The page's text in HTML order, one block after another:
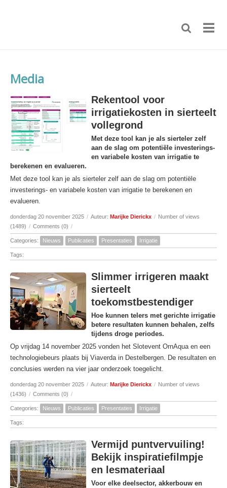
Media
Rekentool voor
irrigatiekosten in sierteelt
vollegrond
Met deze tool kan je als sierteler zelf
aan de slag om potentiële investerings-
en variabele kosten van irrigatie te
berekenen en evalueren.
Met deze tool kan je als sierteler zelf aan de slag om potentiële
investerings- en variabele kosten van irrigatie te berekenen en
evalueren.
donderdag 20 november 2025 / Auteur: Marijke Dierickx / Number of views
(1489) / Comments (0) /
Categories: Nieuws Publicaties Presentaties Irrigatie
Tags:
Slimmer irrigeren maakt
sierteelt
toekomstbestendiger
Hoe kunnen telers met gerichte irrigatie
betere resultaten kunnen behalen, zelfs
tijdens droge periodes.
Op vrijdag 14 november 2025 vonden het Slotevent OrnAqua en een
technologiebeurs plaats bij Viaverda in Destelbergen. De resultaten en
conclusies werden na vier jaar onderzoek toegelicht.
donderdag 20 november 2025 / Auteur: Marijke Dierickx / Number of views
(1436) / Comments (0) /
Categories: Nieuws Publicaties Presentaties Irrigatie
Tags:
Vermijd puntvervuiling!
Bekijk inspiratiefilmpje
en lesmateriaal
Voor elke deelsector, akkerbouw en